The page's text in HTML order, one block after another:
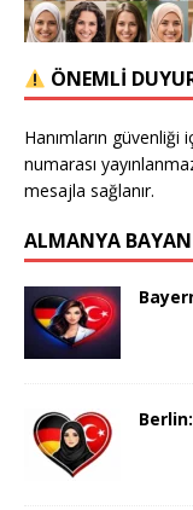
ÖNEMLİ
Hanımların
numarası
mesajla sağlanır.
ALMANYA